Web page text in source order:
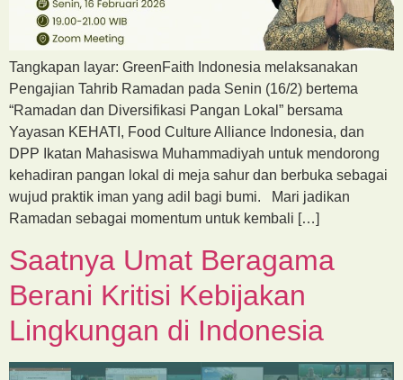
Tangkapan layar: GreenFaith Indonesia melaksanakan
Pengajian Tahrib Ramadan pada Senin (16/2) bertema
“Ramadan dan Diversifikasi Pangan Lokal” bersama
Yayasan KEHATI, Food Culture Alliance Indonesia, dan
DPP Ikatan Mahasiswa Muhammadiyah untuk mendorong
kehadiran pangan lokal di meja sahur dan berbuka sebagai
wujud praktik iman yang adil bagi bumi. Mari jadikan
Ramadan sebagai momentum untuk kembali […]
Saatnya Umat Beragama
Berani Kritisi Kebijakan
Lingkungan di Indonesia